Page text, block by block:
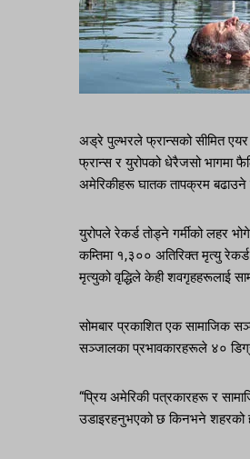
अड्रे पुल्भरले फ्रान्सको सीमित
फ्रान्स र युरोपको धेरैजसो भागमा
अमेरिकीहरू घातक तापक्रम बढाउने
युरोपले रेकर्ड तोड्ने गर्मीको लहर
कम्तिमा १,३०० अतिरिक्त मृत्यु
मृत्युको वृद्धिले केही शवगृहहरूलाई
सोमबार प्रकाशित एक सामाजिक
सञ्जालका प्रभावकारहरूले ४०
“प्रिय अमेरिकी पत्रकारहरू र
उडाइरहनुभएको छ किनभने शहरको